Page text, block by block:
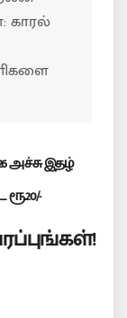
காரல்
அச்சு இதழ்